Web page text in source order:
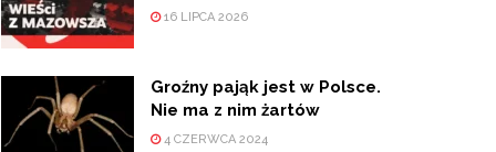
16 LIPCA 2026
Groźny pająk jest w Polsce.
Nie ma z nim żartów
4 CZERWCA 2024